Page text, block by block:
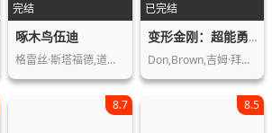
完结
啄木鸟伍迪
格雷丝·斯塔福德,道斯·巴特勒,John…
已完结
变形金刚：超能勇士第一季
Don,Brown,吉姆·拜恩尼斯,加里·切克
8.7 8.5